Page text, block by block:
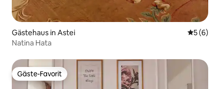
Gästehaus in Astei
5 (6)
Natina Hata
Gäste-Favorit
Gäste-Favorit